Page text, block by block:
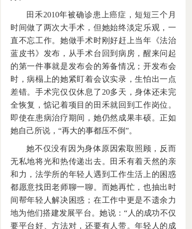
田禾2010年被确诊患上癌症，短短三个月
时间做了两次大手术，但她始终淡定乐观，一
直不忘工作。她做手术时刚好赶上当年《法治
蓝皮书》发布，从手术台回到病房，醒来问起
的第一件事就是发布会的筹备情况；开发布会
时，病榻上的她紧盯着会议实录，生怕出一点
差错。手术完仅仅休息了20多天，身体还未完
全恢复，惦记着项目的田禾就回到工作岗位。
即使在患病治疗期间，她仍然成果丰硕。正如
她自己所说，“再大的事都压不倒”。
她不仅没有因为身体原因索取照顾，反而
无私地将光和热传递出去。田禾有着天然的亲
和力，法学所的年轻人遇到工作生活上的困惑
都愿意找田老师聊一聊。而她再忙，也抽出时
间帮年轻人解决困惑；在工作中更是不遗余力
地为他们搭建发展平台。她说：“人的成功不仅
要平台好、方法对，还要有人带。年轻人的成